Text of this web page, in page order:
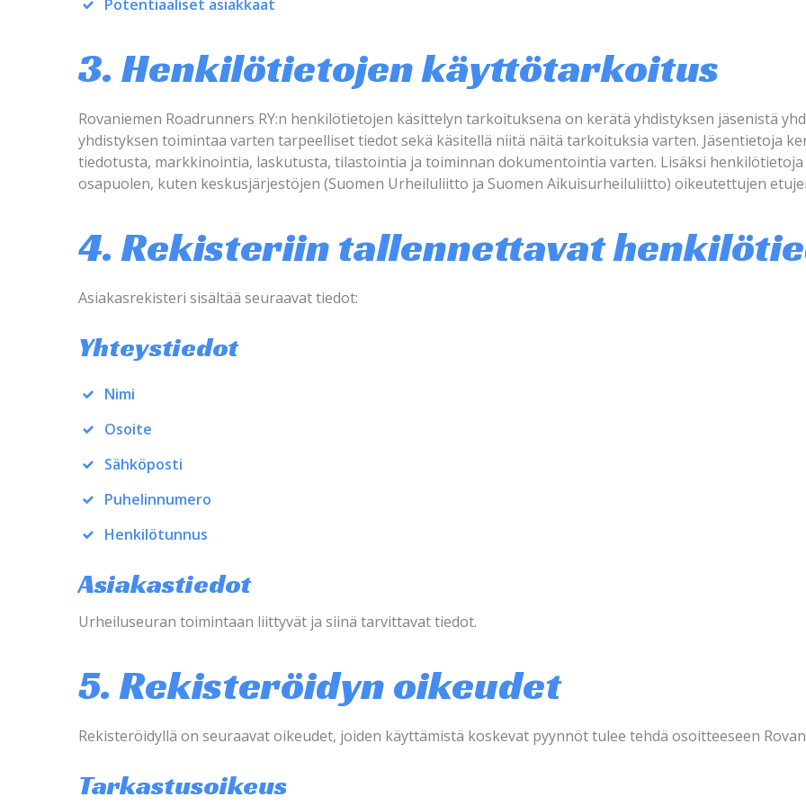
Potentiaaliset asiakkaat
3. Henkilötietojen käyttötarkoitus
Rovaniemen Roadrunners RY:n henkilötietojen käsittelyn tarkoituksena on kerätä yhdistyksen jäsenistä
yhdistyksen toimintaa varten tarpeelliset tiedot sekä käsitellä niitä näitä tarkoituksia varten. Jäsentietoja
tiedotusta, markkinointia, laskutusta, tilastointia ja toiminnan dokumentointia varten. Lisäksi
osapuolen, kuten keskusjärjestöjen (Suomen Urheiluliitto ja Suomen Aikuisurheiluliitto) oikeutettujen
4. Rekisteriin tallennettavat
Asiakasrekisteri sisältää seuraavat tiedot:
Yhteystiedot
Nimi
Osoite
Sähköposti
Puhelinnumero
Henkilötunnus
Asiakastiedot
Urheiluseuran toimintaan liittyvät ja siinä tarvittavat tiedot.
5. Rekisteröidyn oikeudet
Rekisteröidyllä on seuraavat oikeudet, joiden käyttämistä koskevat pyynnöt tulee tehdä osoitteeseen
Tarkastusoikeus